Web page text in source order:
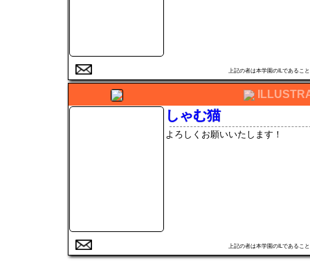
上記の者は本学園のILであるこ
しゃむ猫
よろしくお願いいたします！
上記の者は本学園のILであるこ